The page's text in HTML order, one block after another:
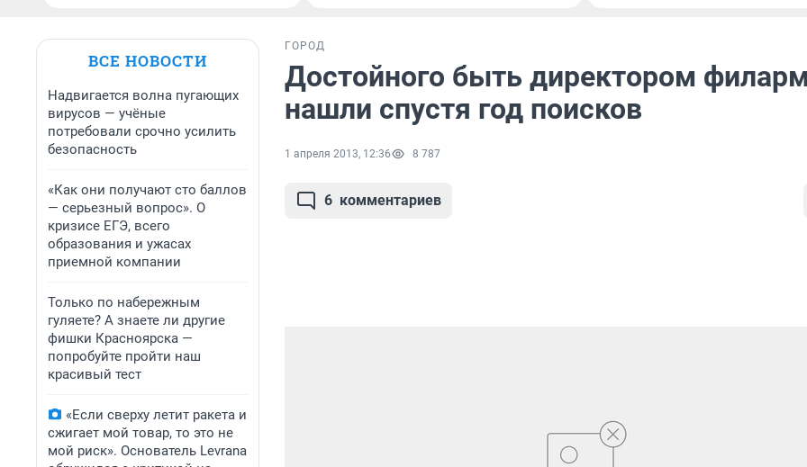
ВСЕ НОВОСТИ
Надвигается волна пугающих
вирусов — учёные
потребовали срочно усилить
безопасность
«Как они получают сто баллов
— серьезный вопрос». О
кризисе ЕГЭ, всего
образования и ужасах
приемной компании
Только по набережным
гуляете? А знаете ли другие
фишки Красноярска —
попробуйте пройти наш
красивый тест
«Если сверху летит ракета и
сжигает мой товар, то это не
мой риск». Основатель Levrana
ГОРОД
Достойного быть директором
нашли спустя год поисков
1 апреля 2013, 12:36 8 787
6 комментариев